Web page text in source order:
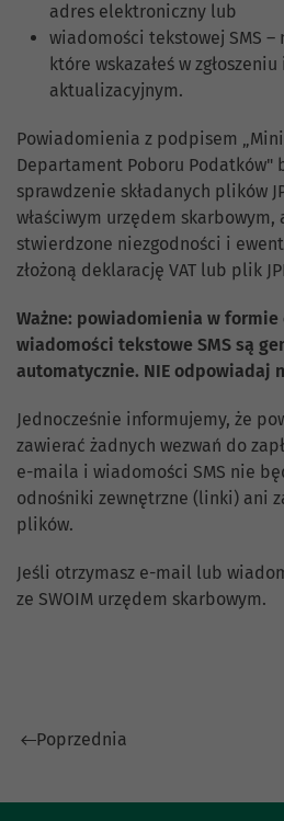
adres elektroniczny lub
wiadomości tekstowej SMS
które wskazałeś w
aktualizacyjnym.
Powiadomienia z podpisem
Departament Poboru Podatków"
sprawdzenie składanych plików
właściwym urzędem skarbowym,
stwierdzone niezgodności i
złożoną deklarację VAT lub plik
Ważne: powiadomienia w
wiadomości tekstowe SMS są
automatycznie. NIE odpowiadaj
Jednocześnie informujemy, że
zawierać żadnych wezwań do
e-maila i wiadomości SMS nie
odnośniki zewnętrzne (linki) ani
plików.
Jeśli otrzymasz e-mail lub
ze SWOIM urzędem skarbowym.
Poprzednia